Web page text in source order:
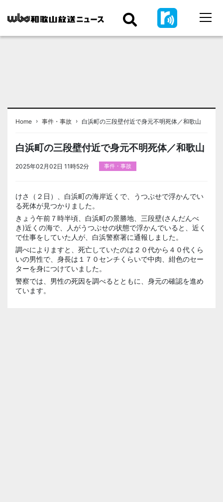
Home › 事件・事故 › 白浜町の三段壁付近で身元不明死体／和歌山
白浜町の三段壁付近で身元不明死体／和歌山
2025年02月02日 11時52分 事件・事故
けさ（２日）、白浜町の海岸近くで、うつぶせで浮かんでい
る死体が見つかりました。
きょう午前７時半頃、白浜町の景勝地、三段壁(さんだんべ
き)近くの海で、人がうつぶせの状態で浮かんでいると、近く
で仕事をしていた人が、白浜警察署に通報しました。
調べによりますと、死亡していたのは２０代から４０代くら
いの男性で、身長は１７０センチくらいで中肉、紺色のセー
ターを身につけていました。
警察では、男性の死因を調べるとともに、身元の確認を進め
ています。